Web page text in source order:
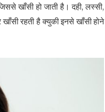
खाँसी हो जाती है। दही, लस्सी,
रहती है क्युकी इनसे खाँसी होने